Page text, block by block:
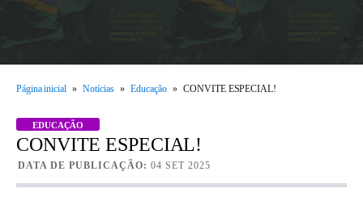
Página inicial » Notícias » Educação » CONVITE ESPECIAL!
EDUCAÇÃO
CONVITE ESPECIAL!
DATA DE PUBLICAÇÃO: 04 SET 2025